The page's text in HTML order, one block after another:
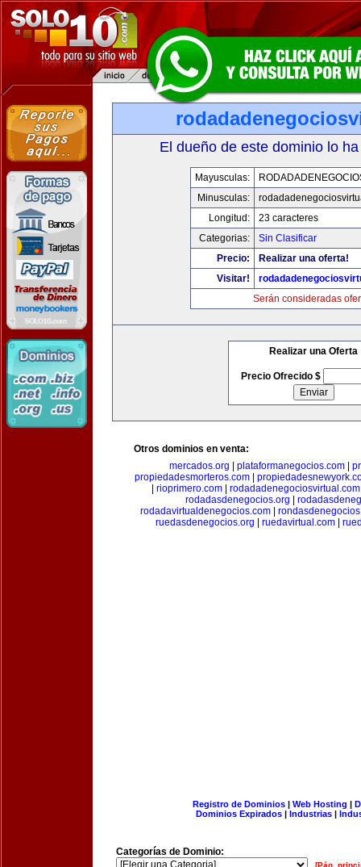
El dueño de este dominio lo
Mayusculas:
Minusculas:
Longitud:
23 caracteres
Categorias:
Sin Clasificar
Precio:
Realizar una oferta!
Visitar!
Serán consideradas
Realizar una Oferta
Precio Ofrecido $
Otros dominios en venta:
mercados.org
plataformanegocios.com
propiedadesmorteros.com
rioprimero.com| rodadadenegociosvirtual.com
rodadasdenegocios.org
rodadavirtualdenegocios.com|
ruedasdenegocios.org
ruedavirtual.com|
Registro de Dominios| Web Hosting |
Dominios Expirados | Industrias |
Categorías de Dominio:
[Pág.